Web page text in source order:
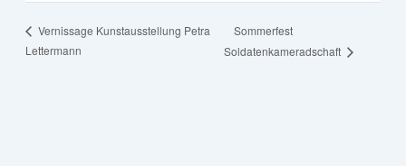
Vernissage Kunstausstellung Petra
Lettermann
Sommerfest
Soldatenkameradschaft